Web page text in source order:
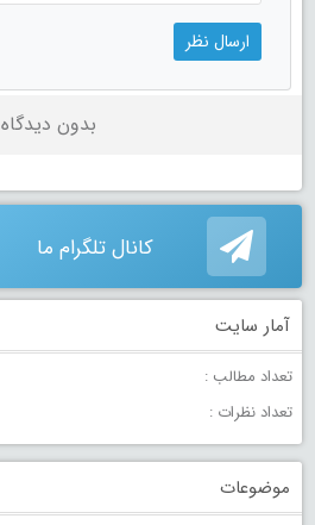
بدون دیدگاه
کانال تلگرام ما
آمار سایت
تعداد مطالب :
تعداد نظرات :
موضوعات